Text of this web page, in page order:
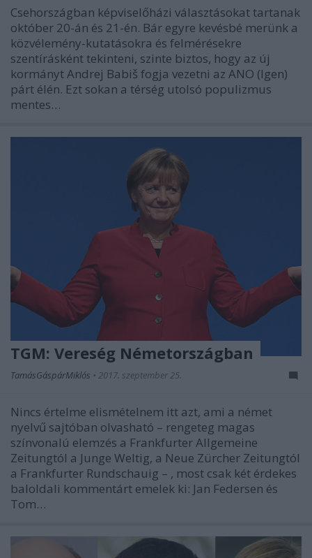
Csehországban képviselőházi választásokat tartanak
október 20-án és 21-én. Bár egyre kevésbé merünk a
közvélemény-kutatásokra és felmérésekre
szentírásként tekinteni, szinte biztos, hogy az új
kormányt Andrej Babiš fogja vezetni az ANO (Igen)
párt élén. Ezt sokan a térség utolsó populizmus
mentes…
TGM: Vereség Németországban
TamásGáspárMiklós • 2017. szeptember 25.
Nincs értelme elismételnem itt azt, ami a német
nyelvű sajtóban olvasható – rengeteg magas
színvonalú elemzés a Frankfurter Allgemeine
Zeitungtól a Junge Weltig, a Neue Zürcher Zeitungtól
a Frankfurter Rundschauig – , most csak két érdekes
baloldali kommentárt emelek ki: Jan Federsen és
Tom…